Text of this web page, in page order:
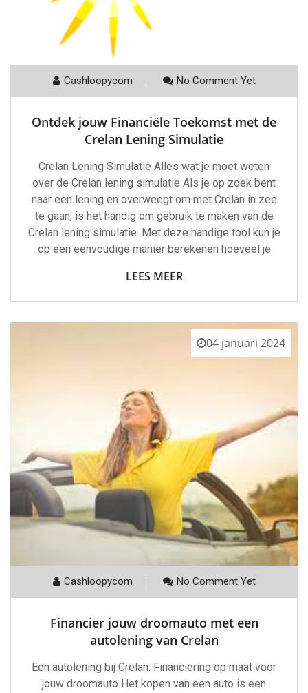
Cashloopycom No Comment Yet
Ontdek jouw Financiële Toekomst met de
Crelan Lening Simulatie
Crelan Lening Simulatie Alles wat je moet weten
over de Crelan lening simulatie Als je op zoek bent
naar een lening en overweegt om met Crelan in zee
te gaan, is het handig om gebruik te maken van de
Crelan lening simulatie. Met deze handige tool kun je
op een eenvoudige manier berekenen hoeveel je
LEES MEER
04 januari 2024
Cashloopycom No Comment Yet
Financier jouw droomauto met een
autolening van Crelan
Een autolening bij Crelan: Financiering op maat voor
jouw droomauto Het kopen van een auto is een